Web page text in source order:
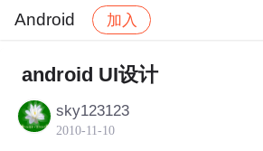
Android 加入
Android
android UI设计
sky123123
2010-11-10